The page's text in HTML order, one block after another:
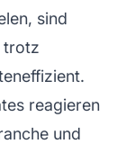
sind
trotz
reagieren
und